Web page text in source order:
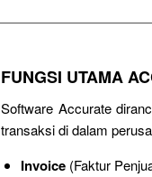
FUNGSI UTAMA
Software Accurate
transaksi di dalam
Invoice (Faktur